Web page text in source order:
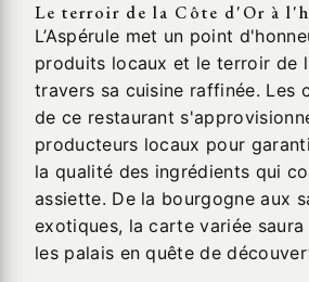
Le terroir de la Côte d'Or à
L’Aspérule met un point
produits locaux et le terroir de
travers sa cuisine raffinée. Les
de ce restaurant
producteurs locaux pour
la qualité des ingrédients qui
assiette. De la bourgogne aux
exotiques, la carte variée
les palais en quête de